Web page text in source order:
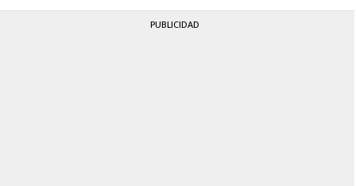
PUBLICIDAD